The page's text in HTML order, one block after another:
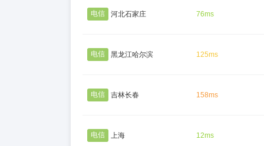
电信 河北石家庄 76ms
电信 黑龙江哈尔滨 125ms
电信 吉林长春 158ms
电信 上海 12ms